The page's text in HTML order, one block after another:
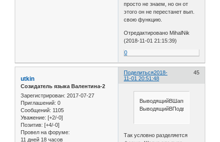
просто не знаем, но он от
этого он не перестанет вып.
свою функцию.
Отредактировано MihalNik
(2018-11-01 21:15:39)
0
Поделиться 45
2018-
11-01 20:51:48
utkin
Созидатель языка Валентина-2
Зарегистрирован: 2017-07-27
Приглашений: 0
Сообщений: 1105
Уважение: [+2/-0]
Позитив: [+4/-0]
Провел на форуме:
11 дней 18 часов
ВыводящийВШапку
ВыводящийВПодвал
Так условно разделяется